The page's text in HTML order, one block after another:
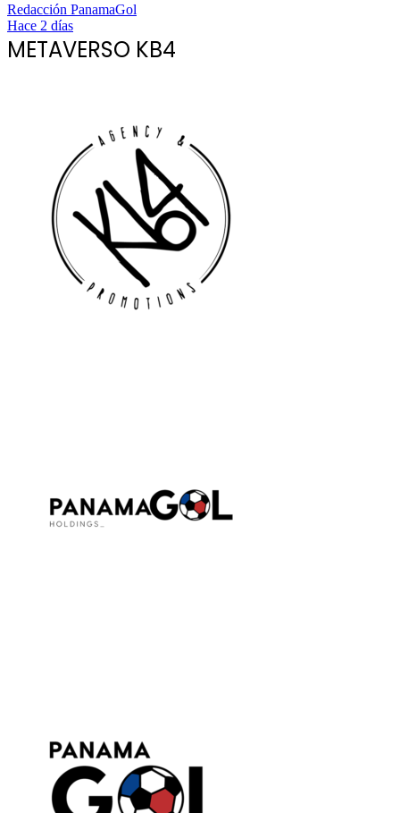
Redacción PanamaGol
Hace 2 días
METAVERSO KB4